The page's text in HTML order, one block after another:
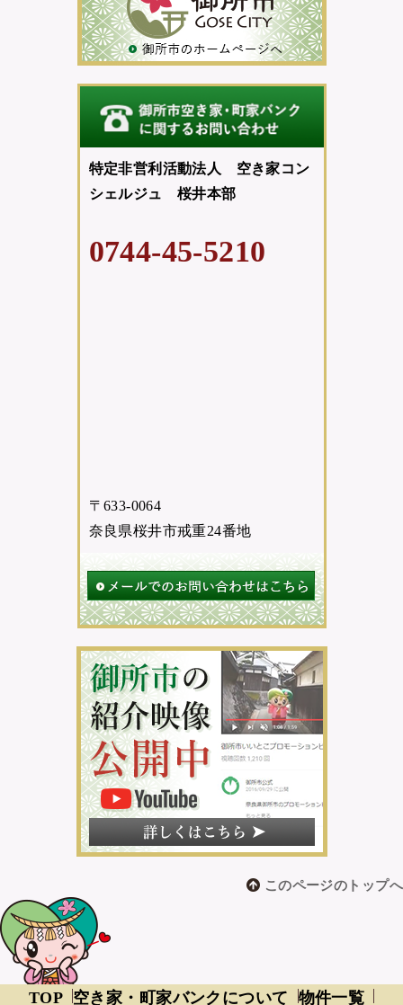
特定非営利活動法人 空き家コン
シェルジュ 桜井本部
0744-45-5210
〒633-0064
奈良県桜井市戒重24番地
このページのトップへ
TOP 空き家・町家バンクについて 物件一覧